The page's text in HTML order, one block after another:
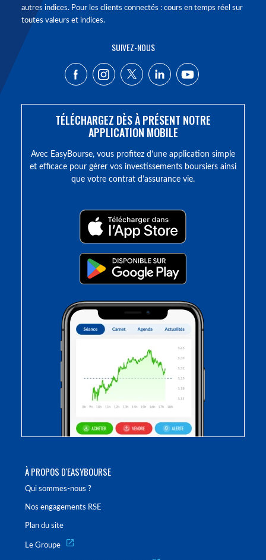
À PROPOS D'EASYBOURSE
Qui sommes-nous ?
Nos engagements RSE
Plan du site
Le Groupe
autres indices. Pour les clients connectés : cours en temps réel sur
toutes valeurs et indices.
SUIVEZ-NOUS
TÉLÉCHARGEZ DÈS À PRÉSENT NOTRE
APPLICATION MOBILE
Avec EasyBourse, vous profitez d’une application simple
et efficace pour gérer vos investissements boursiers ainsi
que votre contrat d’assurance vie.